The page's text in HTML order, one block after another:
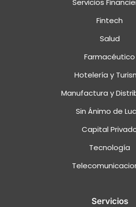
Fintech
Salud
Farmacéutico
Hotelería y
Manufactura y
Sin Ánimo de
Capital
Tecnología
Servicios